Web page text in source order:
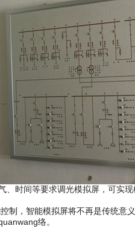
间等要求调光模拟屏，可实
，智能模拟屏将不再是传统意
络。